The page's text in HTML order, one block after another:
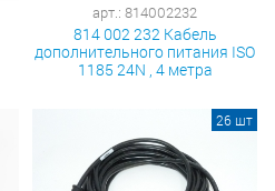
арт.: 814002232
814 002 232 Кабель
дополнительного питания ISO
1185 24N , 4 метра
26 шт